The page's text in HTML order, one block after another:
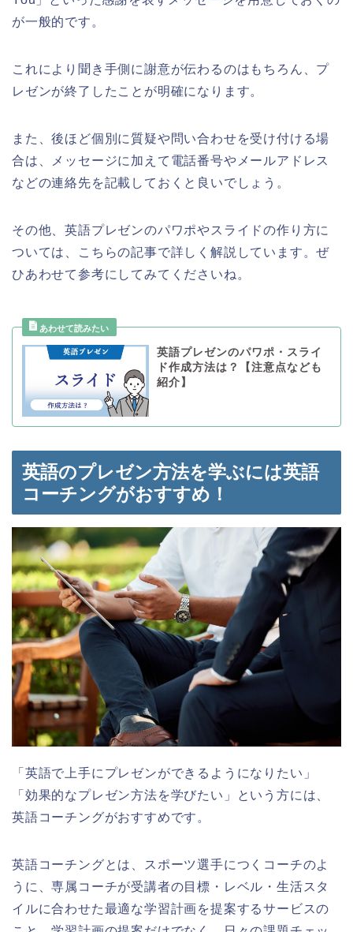
が一般的です。
これにより聞き手側に謝意が伝わるのはもちろん、プ
レゼンが終了したことが明確になります。
また、後ほど個別に質疑や問い合わせを受け付ける場
合は、メッセージに加えて電話番号やメールアドレス
などの連絡先を記載しておくと良いでしょう。
その他、英語プレゼンのパワポやスライドの作り方に
ついては、こちらの記事で詳しく解説しています。ぜ
ひあわせて参考にしてみてくださいね。
英語プレゼンのパワポ・スライ
ド作成方法は？【注意点なども
紹介】
英語のプレゼン方法を学ぶには英語
コーチングがおすすめ！
「英語で上手にプレゼンができるようになりたい」
「効果的なプレゼン方法を学びたい」という方には、
英語コーチングがおすすめです。
英語コーチングとは、スポーツ選手につくコーチのよ
うに、専属コーチが受講者の目標・レベル・生活スタ
イルに合わせた最適な学習計画を提案するサービスの